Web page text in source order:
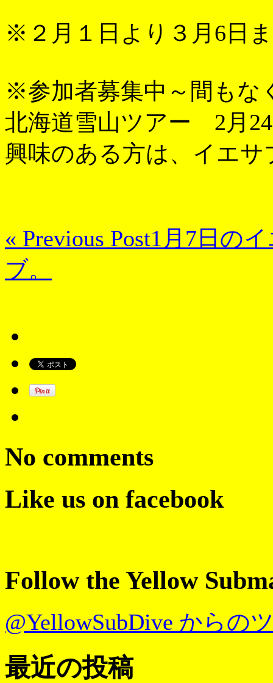
※２月１日より３月6日
※参加者募集中～間もな
北海道雪山ツアー 2月24
興味のある方は、イエ
« Previous Post1月7日の
ブ。
No comments
Like us on facebook
Follow the Yellow
@YellowSubDive からの
最近の投稿